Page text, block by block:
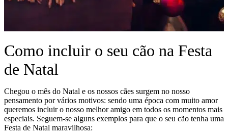
Como incluir o seu cão na Festa
de Natal
Chegou o mês do Natal e os nossos cães surgem no nosso
pensamento por vários motivos: sendo uma época com muito amor
queremos incluir o nosso melhor amigo em todos os momentos mais
especiais. Seguem-se alguns exemplos para que o seu cão tenha uma
Festa de Natal maravilhosa: